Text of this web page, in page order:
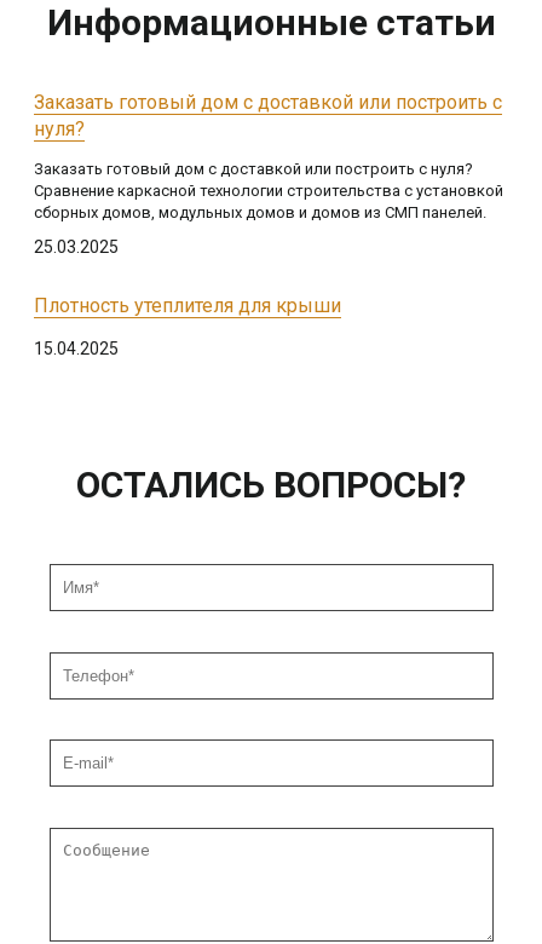
Информационные статьи
Заказать готовый дом с доставкой или построить с
нуля?
Заказать готовый дом с доставкой или построить с нуля?
Сравнение каркасной технологии строительства с установкой
сборных домов, модульных домов и домов из СМП панелей.
25.03.2025
Плотность утеплителя для крыши
15.04.2025
ОСТАЛИСЬ ВОПРОСЫ?